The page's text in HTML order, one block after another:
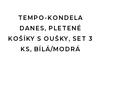
TEMPO-KONDELA
DANES, PLETENÉ
KOŠÍKY S OUŠKY, SET 3
KS, BÍLÁ/MODRÁ